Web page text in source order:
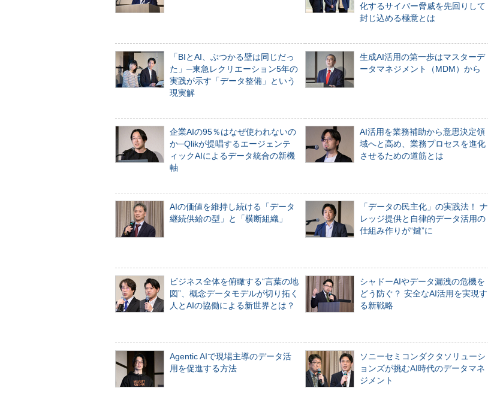
化するサイバー脅威を先回りして
封じ込める極意とは
「BIとAI、ぶつかる壁は同じだっ
た」─東急レクリエーション5年の
実践が示す「データ整備」という
現実解
生成AI活用の第一歩はマスターデ
ータマネジメント（MDM）から
企業AIの95％はなぜ使われないの
か─Qlikが提唱するエージェンテ
ィックAIによるデータ統合の新機
軸
AI活用を業務補助から意思決定領
域へと高め、業務プロセスを進化
させるための道筋とは
AIの価値を維持し続ける「データ
継続供給の型」と「横断組織」
「データの民主化」の実践法！ ナ
レッジ提供と自律的データ活用の
仕組み作りが“鍵”に
ビジネス全体を俯瞰する“言葉の地
図”、概念データモデルが切り拓く
人とAIの協働による新世界とは？
シャドーAIやデータ漏洩の危機を
どう防ぐ？ 安全なAI活用を実現す
る新戦略
Agentic AIで現場主導のデータ活
用を促進する方法
ソニーセミコンダクタソリューシ
ョンズが挑むAI時代のデータマネ
ジメント